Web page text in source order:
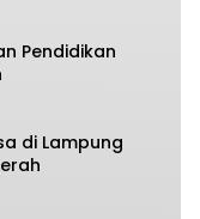
Pendidikan
di Lampung